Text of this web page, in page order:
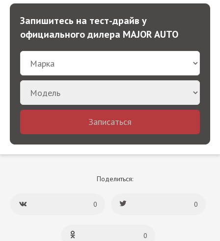
Запишитесь на тест-драйв у
официального дилера MAJOR AUTO
Записаться
Поделиться:
0 0
0